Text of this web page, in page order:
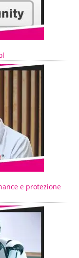
e protezione